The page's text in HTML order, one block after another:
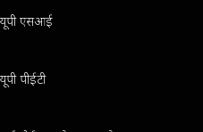
यूपी एसआई
यूपी पीईटी